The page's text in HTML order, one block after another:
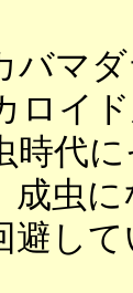
マダ
ロイ
時代
成虫
避し